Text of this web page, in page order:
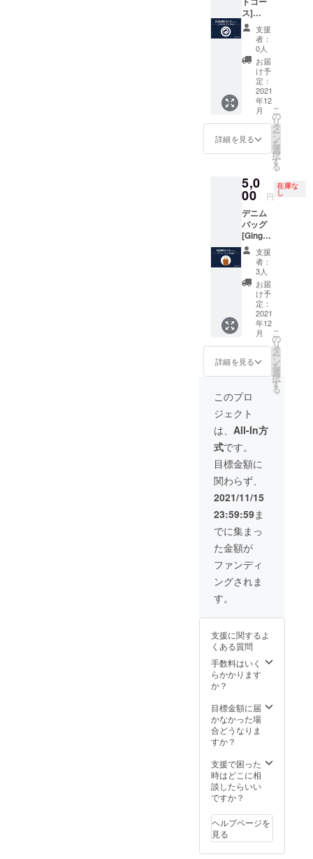
時、必
ず備考
欄にご
希望の
お名前
をご記
入くだ
さい。
（※ニッ
クネー
ム可）
す。 備
考欄へ
ご希望
サイズ
をご記
入くだ
さい。
①トッ
プスの
サイズ
(S, M, L,
XL) ②
ボトム
M, L,
XL)
●LOVL
UEから
感謝の
メッ
セージ
付きの
ポスト
カード
●LOVL
UEオ
フィ
シャル
サイト
に支援
してい
名前 ※
時、必
ず備考
欄にご
希望の
お名前
をご記
入くだ
さい。
クネー
ム可）
ス]
LOVLU
Eのおす
すめ5点
セット
お届け
内容
は、
LOVLU
Eオリジ
ナルの
プロダ
クト
扱って
いる商
品の中
から抜
粋いた
しま
す。 備
考欄へ
ご希望
サイズ
をご記
入くだ
さい。
①トッ
プスの
サイズ
(S, M, L,
のサイ
M, L,
XL)
●LOVL
UEから
感謝の
メッ
セージ
付きの
カード
●LOVL
UEオ
フィ
シャル
サイト
に支援
た方の
名前 ※
支援
時、必
ず備考
欄にご
をご記
入くだ
さい。
ム可）
支援
者：
0人
お届
け予
定：
2021
年12
月
詳細を見る
こ
の
リ
タ
ー
ン
を
選
択
す
る
5,0
00 円
在庫な
し
デニム
バッグ
[Ginger
] ✔︎ やわ
らかい
13ozデ
ニム素
材 ✔︎ ユ
ニセッ
クス ✔︎
A4サイ
ズ・
ノート
パソコ
ン収納
タオル
や着替
えなど
アウト
ドアに
も◯
【素
材】
100%
コット
ン 【サ
イズ】
口幅
38cm /
高さ
36cm
●LOVL
UEから
セージ
ポスト
カード
●LOVL
UEオ
サイト
に支援
してい
名前 ※
支援
時、必
ず備考
希望の
お名前
をご記
入くだ
支援
者：
3人
お届
け予
定：
2021
年12
月
詳細を見る
こ
の
リ
タ
ー
ン
を
選
択
す
る
このプロ
ジェクト
は、 All-In方
式です。
目標金額に
関わらず、
2021/11/15
23:59:59ま
でに集まっ
た金額が
ファンディ
ングされま
す。
支援に関するよ
くある質問
手数料はいく
らかかります
か？
目標金額に届
かなかった場
合どうなりま
すか？
支援で困った
時はどこに相
談したらいい
ですか？
ヘルプページを
見る